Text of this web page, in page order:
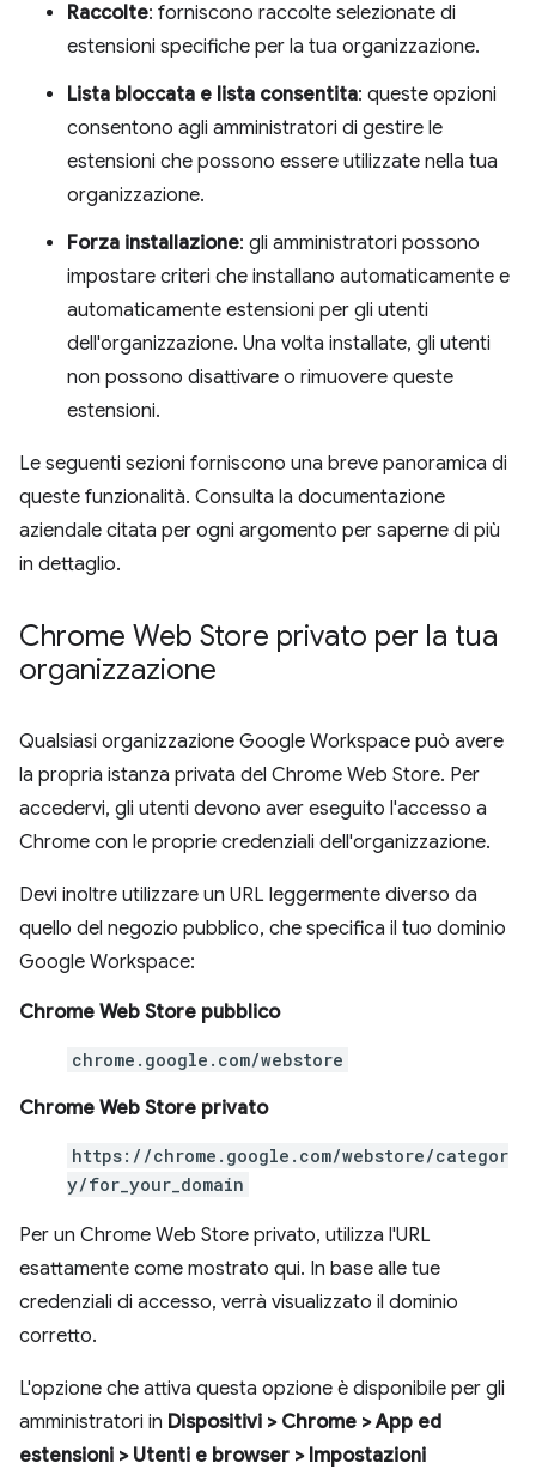
Raccolte: forniscono raccolte selezionate di
estensioni specifiche per la tua organizzazione.
Lista bloccata e lista consentita: queste opzioni
consentono agli amministratori di gestire le
estensioni che possono essere utilizzate nella tua
organizzazione.
Forza installazione: gli amministratori possono
impostare criteri che installano automaticamente e
automaticamente estensioni per gli utenti
dell'organizzazione. Una volta installate, gli utenti
non possono disattivare o rimuovere queste
estensioni.
Le seguenti sezioni forniscono una breve panoramica di
queste funzionalità. Consulta la documentazione
aziendale citata per ogni argomento per saperne di più
in dettaglio.
Chrome Web Store privato per la tua
organizzazione
Qualsiasi organizzazione Google Workspace può avere
la propria istanza privata del Chrome Web Store. Per
accedervi, gli utenti devono aver eseguito l'accesso a
Chrome con le proprie credenziali dell'organizzazione.
Devi inoltre utilizzare un URL leggermente diverso da
quello del negozio pubblico, che specifica il tuo dominio
Google Workspace:
Chrome Web Store pubblico
chrome.google.com/webstore
Chrome Web Store privato
https://chrome.google.com/webstore/categor
y/for_your_domain
Per un Chrome Web Store privato, utilizza l'URL
esattamente come mostrato qui. In base alle tue
credenziali di accesso, verrà visualizzato il dominio
corretto.
L'opzione che attiva questa opzione è disponibile per gli
amministratori in Dispositivi > Chrome > App ed
estensioni > Utenti e browser > Impostazioni